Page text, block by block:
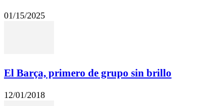
01/15/2025
El Barça, primero de grupo sin brillo
12/01/2018